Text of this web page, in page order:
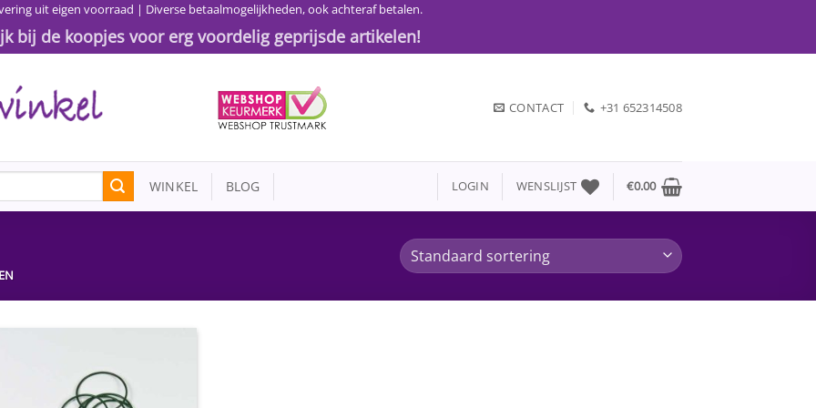
uit eigen voorraad | Diverse betaalmogelijkheden, ook achteraf betalen.
bij de koopjes voor erg voordelig geprijsde artikelen!
CONTACT +31 652314508
WINKEL BLOG LOGIN WENSLIJST €0.00
Toevoegen
wenslijst